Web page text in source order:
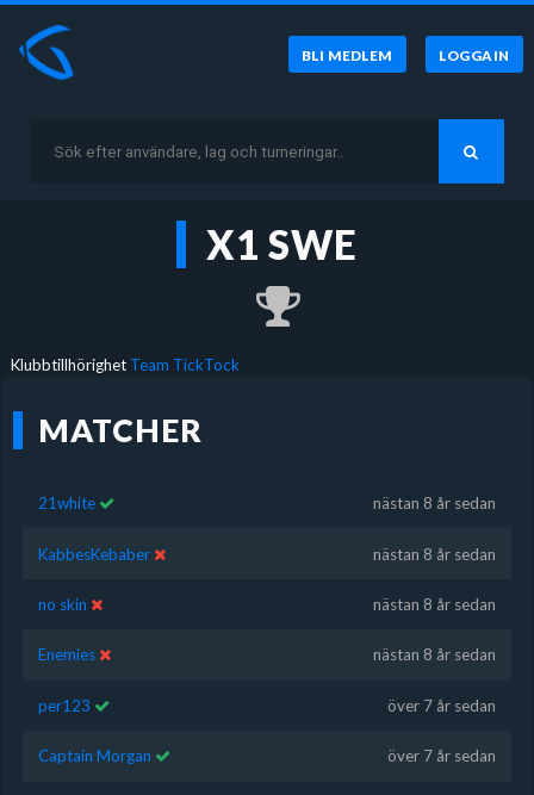
BLI MEDLEM LOGGA IN
X1 SWE
Klubbtillhörighet Team TickTock
MATCHER
21white nästan 8 år sedan
KabbesKebaber nästan 8 år sedan
no skin nästan 8 år sedan
Enemies nästan 8 år sedan
per123 över 7 år sedan
Captain Morgan över 7 år sedan